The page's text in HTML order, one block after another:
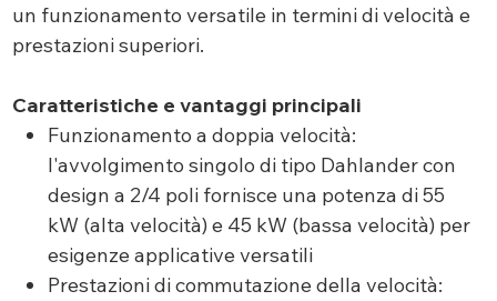
un funzionamento versatile in termini di velocità e
prestazioni superiori.
Caratteristiche e vantaggi principali
Funzionamento a doppia velocità:
l'avvolgimento singolo di tipo Dahlander con
design a 2/4 poli fornisce una potenza di 55
kW (alta velocità) e 45 kW (bassa velocità) per
esigenze applicative versatili
Prestazioni di commutazione della velocità: